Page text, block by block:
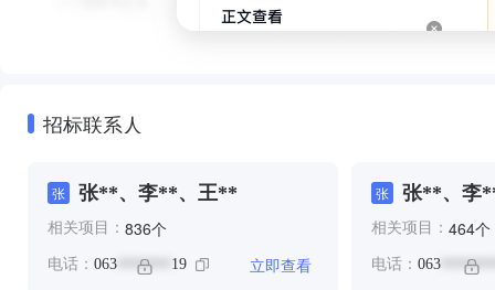
招标联系人
张 张**、李**、王**
相关项目： 836个
电话： 063 ******* 19 立即查看
张 张**、李
相关项目： 464个
电话： 063